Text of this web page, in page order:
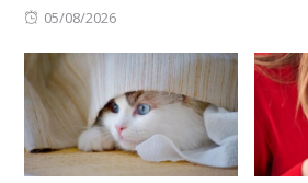
Posted
05/08/2026